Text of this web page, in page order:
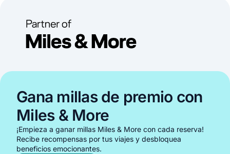
Gana millas de premio con
Miles & More
¡Empieza a ganar millas Miles & More con cada reserva!
Recibe recompensas por tus viajes y desbloquea
beneficios emocionantes.